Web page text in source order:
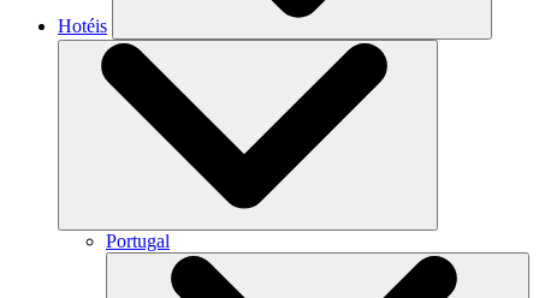
Hotéis
Portugal